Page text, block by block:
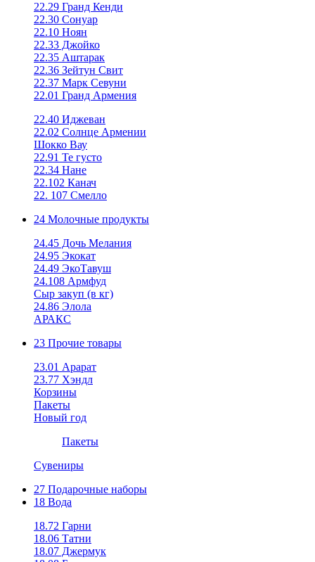
22.29 Гранд Кенди
22.30 Сонуар
22.10 Ноян
22.33 Джойко
22.35 Аштарак
22.36 Зейтун Свит
22.37 Марк Севуни
22.01 Гранд Армения
22.40 Иджеван
22.02 Солнце Армении
Шокко Вау
22.91 Те густо
22.34 Нане
22.102 Канач
22. 107 Смелло
24 Молочные продукты
24.45 Дочь Мелания
24.95 Экокат
24.49 ЭкоТавуш
24.108 Армфуд
Сыр закуп (в кг)
24.86 Элола
АРАКС
23 Прочие товары
23.01 Арарат
23.77 Хэндл
Корзины
Пакеты
Новый год
Пакеты
Сувениры
27 Подарочные наборы
18 Вода
18.72 Гарни
18.06 Татни
18.07 Джермук